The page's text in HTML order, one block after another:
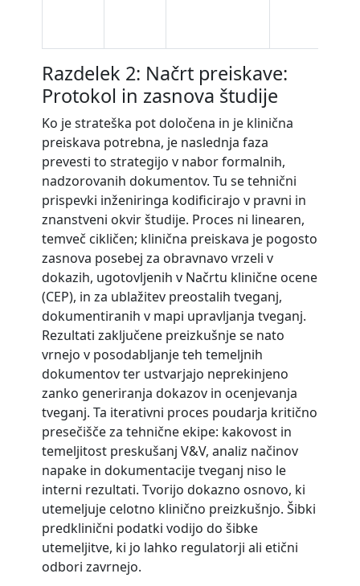
Razdelek 2: Načrt preiskave:
Protokol in zasnova študije
Ko je strateška pot določena in je klinična
preiskava potrebna, je naslednja faza
prevesti to strategijo v nabor formalnih,
nadzorovanih dokumentov. Tu se tehnični
prispevki inženiringa kodificirajo v pravni in
znanstveni okvir študije. Proces ni linearen,
temveč cikličen; klinična preiskava je pogosto
zasnova posebej za obravnavo vrzeli v
dokazih, ugotovljenih v Načrtu klinične ocene
(CEP), in za ublažitev preostalih tveganj,
dokumentiranih v mapi upravljanja tveganj.
Rezultati zaključene preizkušnje se nato
vrnejo v posodabljanje teh temeljnih
dokumentov ter ustvarjajo neprekinjeno
zanko generiranja dokazov in ocenjevanja
tveganj. Ta iterativni proces poudarja kritično
presečišče za tehnične ekipe: kakovost in
temeljitost preskušanj V&V, analiz načinov
napake in dokumentacije tveganj niso le
interni rezultati. Tvorijo dokazno osnovo, ki
utemeljuje celotno klinično preizkušnjo. Šibki
predklinični podatki vodijo do šibke
utemeljitve, ki jo lahko regulatorji ali etični
odbori zavrnejo.